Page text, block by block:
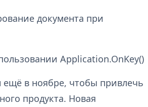
документа при
Application.OnKey()
в ноябре, чтобы привлечь
продукта. Новая